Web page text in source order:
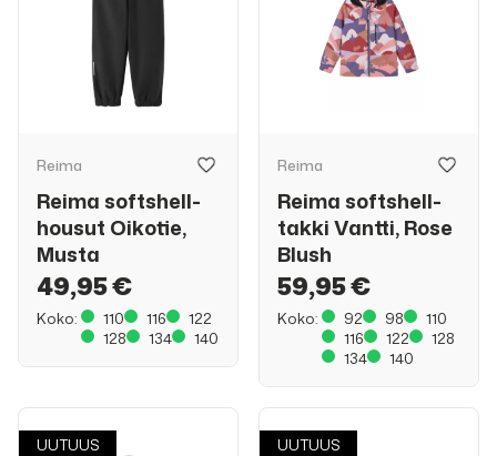
Reima
Reima softshell-
housut Oikotie,
Musta
49,95 €
Koko: 110 116
122
128
134 140
Reima
Reima softshell-
takki Vantti, Rose
Blush
59,95 €
Koko: 92 98
110
116
122
128
134
140
UUTUUS UUTUUS